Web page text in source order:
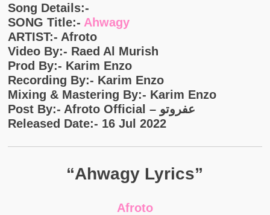
Song Details:-
SONG Title:- Ahwagy
ARTIST:- Afroto
Video By:- Raed Al Murish
Prod By:- Karim Enzo
Recording By:- Karim Enzo
Mixing & Mastering By:- Karim Enzo
Post By:- Afroto Official – عفروتو
Released Date:- 16 Jul 2022
“Ahwagy Lyrics”
Afroto